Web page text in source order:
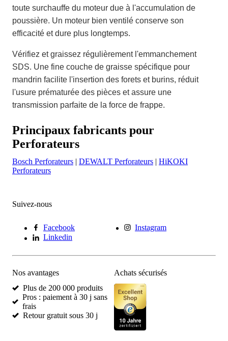
toute surchauffe du moteur due à l'accumulation de
poussière. Un moteur bien ventilé conserve son
efficacité et dure plus longtemps.
Vérifiez et graissez régulièrement l'emmanchement
SDS. Une fine couche de graisse spécifique pour
mandrin facilite l'insertion des forets et burins, réduit
l'usure prématurée des pièces et assure une
transmission parfaite de la force de frappe.
Principaux fabricants pour
Perforateurs
Bosch Perforateurs | DEWALT Perforateurs | HiKOKI
Perforateurs
Suivez-nous
Facebook
Instagram
Linkedin
Nos avantages
Plus de 200 000 produits
Pros : paiement à 30 j sans
frais
Retour gratuit sous 30 j
Achats sécurisés